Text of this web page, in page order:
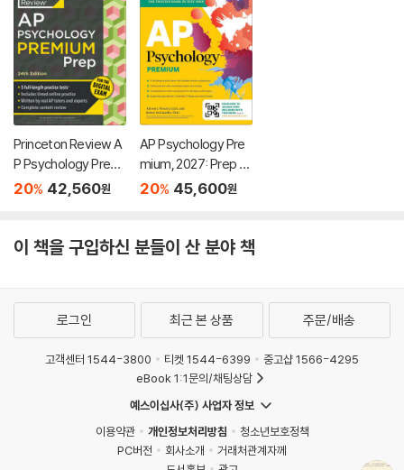
Princeton Review A
P Psychology Premi
um Prep, 24th Editio
line + Content Revie
20% 42,560원
AP Psychology Pre
mium, 2027: Prep B
ook with 4 Practice
ne Practice
20% 45,600원
이 책을 구입하신 분들이 산 분야 책
로그인 최근 본 상품 주문/배송
고객센터 1544-3800 티켓 1544-6399
중고샵 1566-4295
eBook 1:1문의/채팅상담
예스이십사(주) 사업자 정보
이용약관
개인정보처리방침
청소년보호정책
PC버전
회사소개
거래처관계자께